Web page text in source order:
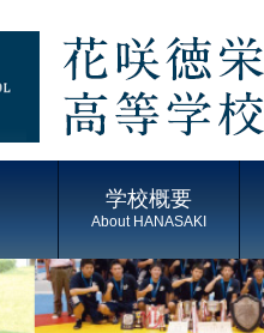
学校概要
About HANASAKI